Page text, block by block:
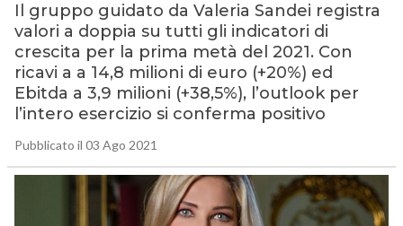
Il gruppo guidato da Valeria Sandei registra
valori a doppia su tutti gli indicatori di
crescita per la prima metà del 2021. Con
ricavi a a 14,8 milioni di euro (+20%) ed
Ebitda a 3,9 milioni (+38,5%), l’outlook per
l’intero esercizio si conferma positivo
Pubblicato il 03 Ago 2021